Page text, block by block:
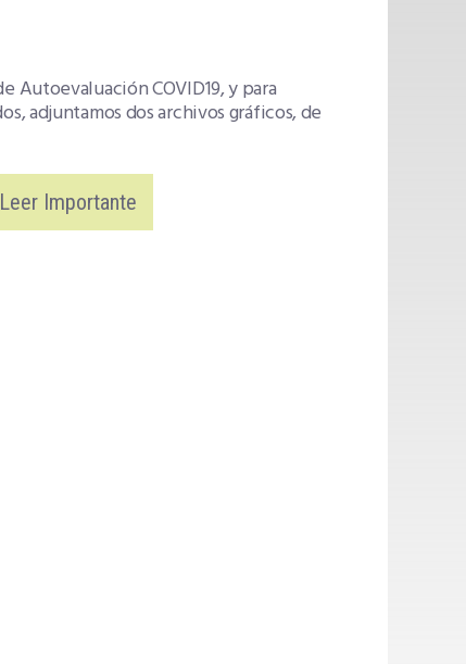
Autoevaluación COVID19, y para
adjuntamos dos archivos gráficos, de
Importante